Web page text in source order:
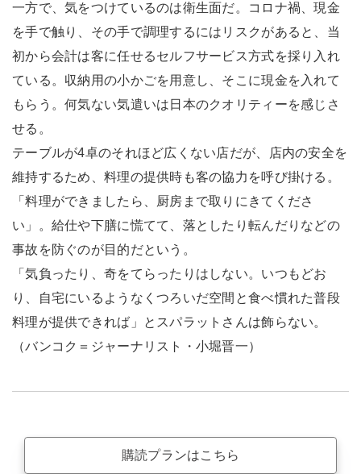
一方で、気をつけているのは衛生面だ。コロナ禍、現金
を手で触り、その手で調理するにはリスクがあると、当
初から会計は客に任せるセルフサービス方式を採り入れ
ている。収納用の小かごを用意し、そこに現金を入れて
もらう。何気ない気遣いは日本のクオリティーを感じさ
せる。
テーブルが4卓のそれほど広くない店だが、店内の安全を
維持するため、料理の提供時も客の協力を呼び掛ける。
「料理ができましたら、厨房まで取りにきてくださ
い」。給仕や下膳に慌てて、落としたり転んだりなどの
事故を防ぐのが目的だという。
「気負ったり、奇をてらったりはしない。いつもどお
り、自宅にいるようなくつろいだ空間と食べ慣れた普段
料理が提供できれば」とスパラットさんは飾らない。
（バンコク＝ジャーナリスト・小堀晋一）
購読プランはこちら